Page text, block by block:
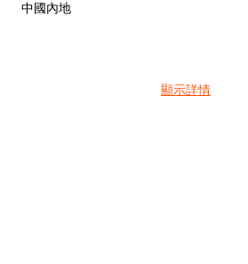
中國內地
顯示詳情